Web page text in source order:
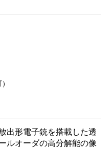
出形電子銃を搭載した透
ルオーダの高分解能の像